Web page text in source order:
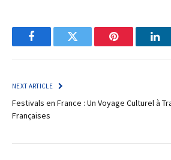
FacebookTwitter Pinterest
NEXT ARTICLE
Festivals en France : Un Voyage Culturel à
Françaises